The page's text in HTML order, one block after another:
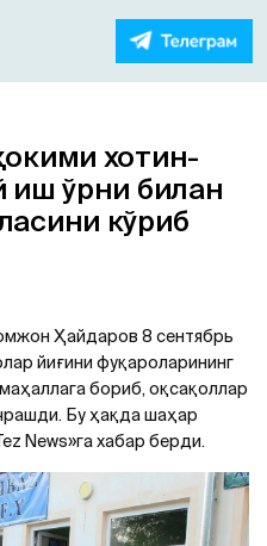
хотин-
иш ўрни билан
кўриб
Ҳайдаров 8 сентябрь
йиғини фуқароларининг
бориб, оқсақоллар
Бу ҳақда шаҳар
News»га хабар берди.